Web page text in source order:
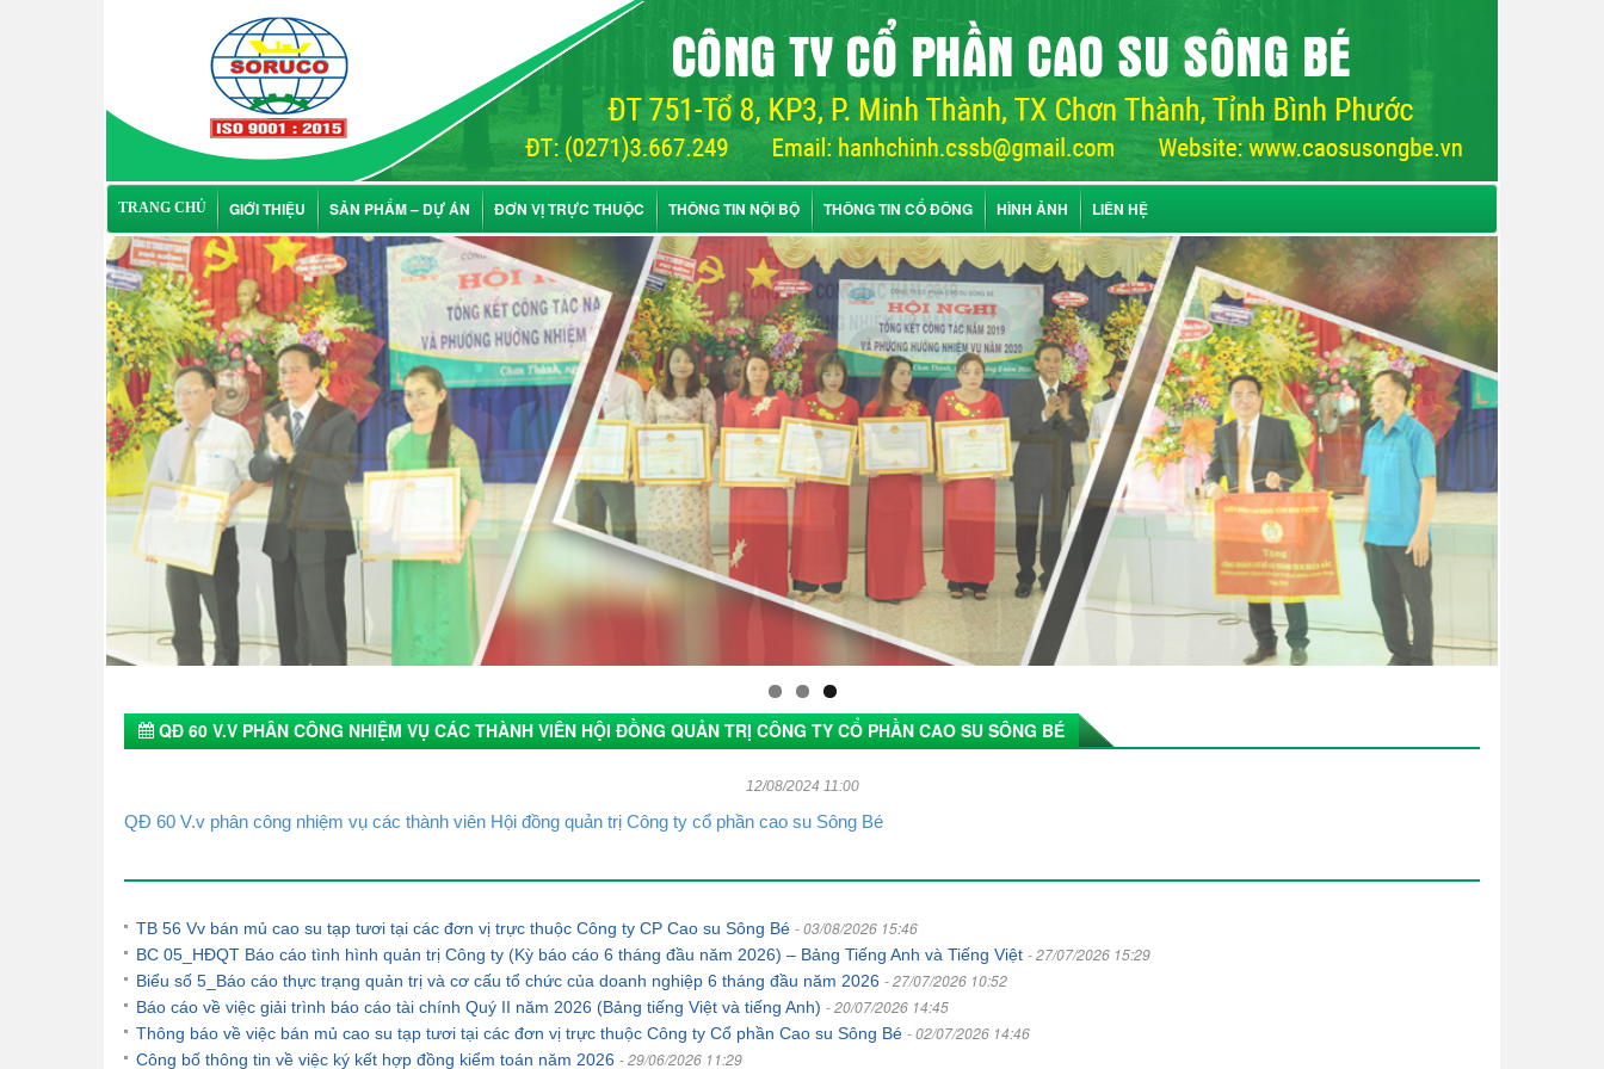
TRANG CHỦ GIỚI THIỆU SẢN PHẨM – DỰ ÁN ĐƠN VỊ TRỰC THUỘC THÔNG TIN NỘI BỘ THÔNG TIN CỔ ĐÔNG HÌNH ẢNH LIÊN HỆ
QĐ 60 V.V PHÂN CÔNG NHIỆM VỤ CÁC THÀNH VIÊN HỘI ĐỒNG QUẢN TRỊ CÔNG TY CỔ PHẦN CAO SU SÔNG BÉ
12/08/2024 11:00
QĐ 60 V.v phân công nhiệm vụ các thành viên Hội đồng quản trị Công ty cổ phần cao su Sông Bé
TB 56 Vv bán mủ cao su tạp tươi tại các đơn vị trực thuộc Công ty CP Cao su Sông Bé - 03/08/2026 15:46
BC 05_HĐQT Báo cáo tình hình quản trị Công ty (Kỳ báo cáo 6 tháng đầu năm 2026) – Bảng Tiếng Anh và Tiếng Việt - 27/07/2026 15:29
Biểu số 5_Báo cáo thực trạng quản trị và cơ cấu tổ chức của doanh nghiệp 6 tháng đầu năm 2026 - 27/07/2026 10:52
Báo cáo về việc giải trình báo cáo tài chính Quý II năm 2026 (Bảng tiếng Việt và tiếng Anh) - 20/07/2026 14:45
Thông báo về việc bán mủ cao su tạp tươi tại các đơn vị trực thuộc Công ty Cổ phần Cao su Sông Bé - 02/07/2026 14:46
Công bố thông tin về việc ký kết hợp đồng kiểm toán năm 2026 - 29/06/2026 11:29